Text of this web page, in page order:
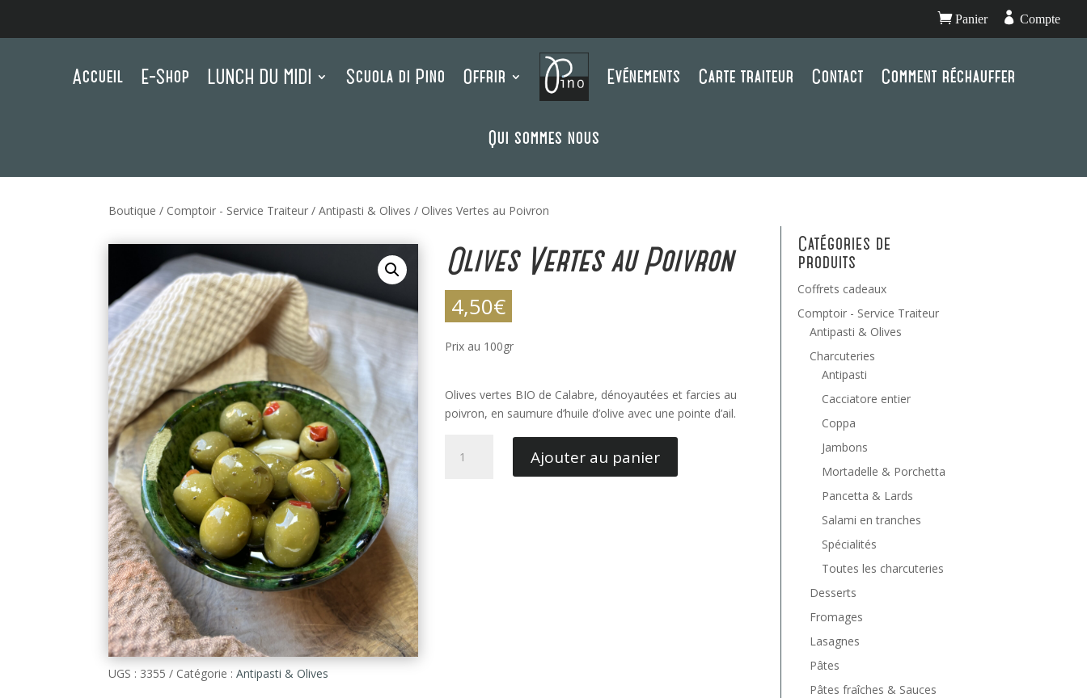
Panier  Compte
Accueil E-Shop LUNCH DU MIDI Scuola di Pino Offrir Evénements Carte traiteur Contact Comment réchauffer
Qui sommes nous
Boutique / Comptoir - Service Traiteur /Antipasti & Olives / Olives Vertes au Poivron
UGS : 3355 Catégorie :Antipasti & Olives
Olives Vertes au Poivron
4,50€
Prix au 100gr
Olives vertes BIO de Calabre, dénoyautées et farcies au
poivron, en saumure d’huile d’olive avec une pointe d’ail.
Ajouter au panier
Catégories de
produits
Coffrets cadeaux
Comptoir - Service Traiteur
Antipasti & Olives
Charcuteries
Antipasti
Cacciatore entier
Coppa
Jambons
Mortadelle & Porchetta
Pancetta & Lards
Salami en tranches
Spécialités
Toutes les charcuteries
Desserts
Fromages
Lasagnes
Pâtes
Pâtes fraîches & Sauces